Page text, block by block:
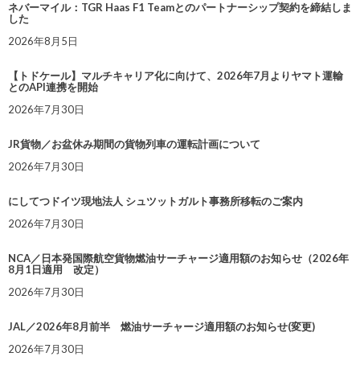
ネバーマイル：TGR Haas F1 Teamとのパートナーシップ契約を締結しま
した
2026年8月5日
【トドケール】マルチキャリア化に向けて、2026年7月よりヤマト運輸
とのAPI連携を開始
2026年7月30日
JR貨物／お盆休み期間の貨物列車の運転計画について
2026年7月30日
にしてつドイツ現地法人 シュツットガルト事務所移転のご案内
2026年7月30日
NCA／日本発国際航空貨物燃油サーチャージ適用額のお知らせ（2026年
8月1日適用 改定）
2026年7月30日
JAL／2026年8月前半 燃油サーチャージ適用額のお知らせ(変更)
2026年7月30日